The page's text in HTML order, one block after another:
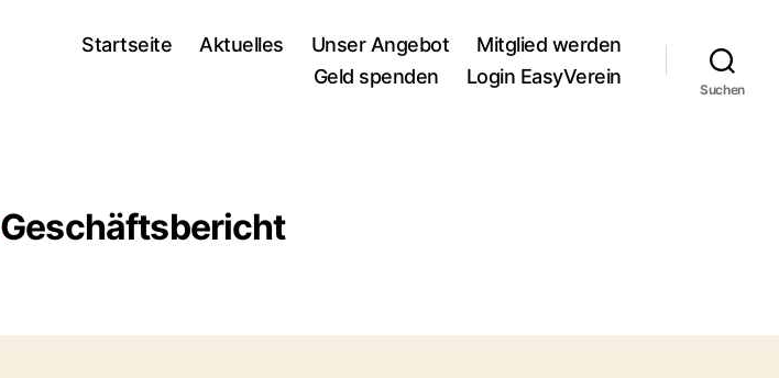
Startseite Aktuelles Unser Angebot
Mitglied werden
Geld spenden
Login EasyVerein
Suchen
Geschäftsbericht